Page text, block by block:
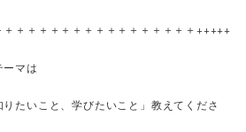
＋＋＋＋＋＋＋＋＋＋＋＋＋＋＋＋+++++
マは
りたいこと、学びたいこと」教えてくださ